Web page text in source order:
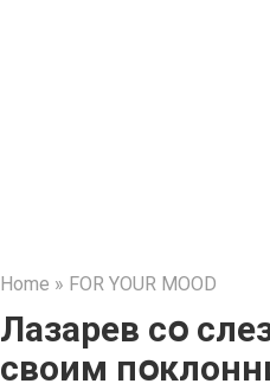
Home » FOR YOUR MOOD
Лазарев сօ
своим